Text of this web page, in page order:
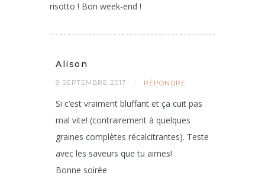
risotto ! Bon week-end !
Alison
9 SEPTEMBRE 2017 RÉPONDRE
Si c’est vraiment bluffant et ça cuit pas
mal vite! (contrairement à quelques
graines complètes récalcitrantes). Teste
avec les saveurs que tu aimes!
Bonne soirée